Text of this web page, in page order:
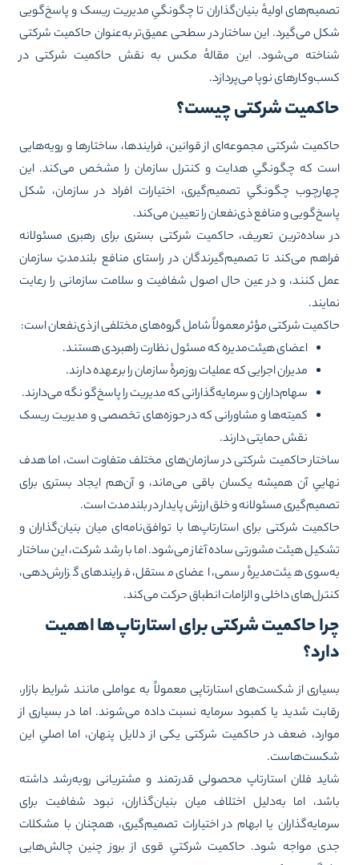
اولیهٔ بنیان‌گذاران تا چگونگیِ مدیریت ریسک و پاسخ‌گویی
می‌گیرد. این ساختار در سطحی عمیق‌تر به‌عنوان حاکمیت شرکتی
می‌شود. این مقالهٔ مکس به نقش حاکمیت شرکتی در
نوپا می‌پردازد.
شرکتی چیست؟
شرکتی مجموعه‌ای از قوانین، فرایندها، ساختارها و رویه‌هایی
که چگونگیِ هدایت و کنترل سازمان را مشخص می‌کند. این
چگونگیِ تصمیم‌گیری، اختیارات افراد در سازمان، شکل
و منافع ذی‌نفعان را تعیین می‌کند.
ساده‌ترین تعریف، حاکمیت شرکتی بستری برای رهبری مسئولانه
می‌کند تا تصمیم‌گیرندگان در راستای منافع بلندمدتِ سازمان
کنند، و در عین حال اصول شفافیت و سلامت سازمانی را رعایت
شرکتی مؤثر معمولاً شامل گروه‌های مختلفی از ذی‌نفعان است:
اعضای هیئت‌مدیره که مسئول نظارت راهبردی هستند.
مدیران اجرایی که عملیات روزمرهٔ سازمان را برعهده دارند.
سهام‌داران و سرمایه‌گذارانی که مدیریت را پاسخ‌گو نگه می‌دارند.
کمیته‌ها و مشاورانی که در حوزه‌های تخصصی و مدیریت ریسک
نقش حمایتی دارند.
حاکمیت شرکتی در سازمان‌های مختلف متفاوت است، اما هدف
آن همیشه یکسان باقی می‌ماند، و آن‌هم ایجاد بستری برای
مسئولانه و خلق ارزش پایدار در بلندمدت است.
شرکتی برای استارتاپ‌ها با توافق‌نامه‌ای میان بنیان‌گذاران و
هیئت مشورتی ساده آغاز می‌شود. اما با رشد شرکت، این ساختار
هیئت‌مدیرهٔ رسمی، اعضای مستقل، فرایندهای گزارش‌دهی،
داخلی و الزامات انطباق حرکت می‌کند.
حاکمیت شرکتی برای استارتاپ‌ها اهمیت
از شکست‌های استارتاپی معمولاً به عواملی مانند شرایط بازار،
شدید یا کمبود سرمایه نسبت داده می‌شوند. اما در بسیاری از
ضعف در حاکمیت شرکتی یکی از دلایل پنهان، اما اصلیِ این
فلان استارتاپ محصولی قدرتمند و مشتریانی روبه‌رشد داشته
اما به‌دلیل اختلاف میان بنیان‌گذاران، نبود شفافیت برای
یا ابهام در اختیارات تصمیم‌گیری، همچنان با مشکلات
مواجه شود. حاکمیت شرکتیِ قوی از بروز چنین چالش‌هایی